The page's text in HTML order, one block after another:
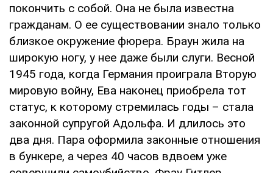
покончить с собой. Она не была известна
гражданам. О ее существовании знало только
близкое окружение фюрера. Браун жила на
широкую ногу, у нее даже были слуги. Весной
1945 года, когда Германия проиграла Вторую
мировую войну, Ева наконец приобрела тот
статус, к которому стремилась годы – стала
законной супругой Адольфа. И длилось это
два дня. Пара оформила законные отношения
в бункере, а через 40 часов вдвоем уже